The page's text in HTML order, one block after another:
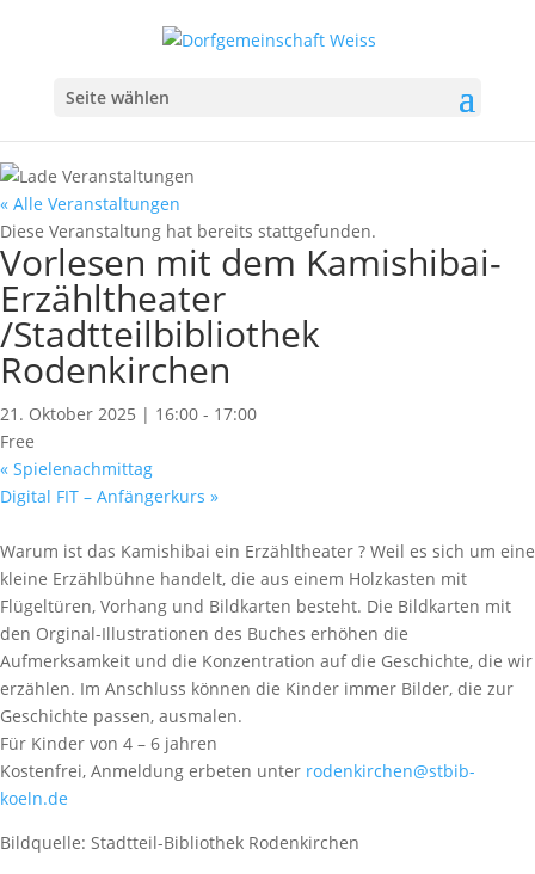
Seite wählen
« Alle Veranstaltungen
Diese Veranstaltung hat bereits stattgefunden.
Vorlesen mit dem Kamishibai-
Erzähltheater
/Stadtteilbibliothek
Rodenkirchen
21. Oktober 2025 | 16:00 - 17:00
Free
« Spielenachmittag
Digital FIT – Anfängerkurs »
Warum ist das Kamishibai ein Erzähltheater ? Weil es sich um eine
kleine Erzählbühne handelt, die aus einem Holzkasten mit
Flügeltüren, Vorhang und Bildkarten besteht. Die Bildkarten mit
den Orginal-Illustrationen des Buches erhöhen die
Aufmerksamkeit und die Konzentration auf die Geschichte, die wir
erzählen. Im Anschluss können die Kinder immer Bilder, die zur
Geschichte passen, ausmalen.
Für Kinder von 4 – 6 jahren
Kostenfrei, Anmeldung erbeten unter rodenkirchen@stbib-
koeln.de
Bildquelle: Stadtteil-Bibliothek Rodenkirchen